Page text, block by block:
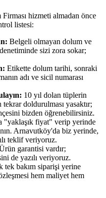
hizmeti almadan önce
listesi:
Belgeli olmayan dolum ve
sizi zora sokar;
Etikette dolum tarihi, sonraki
adı ve sicil numarası
10 yıl dolan tüplerin
tekrar doldurulması yasaktır;
bizden öğrenebilirsiniz.
"yaklaşık fiyat" verip yerinde
Arnavutköy'da biz yerinde,
teklif veriyoruz.
garantisi vardır;
de yazılı veriyoruz.
tek bakım siparişi yerine
hem maliyet hem